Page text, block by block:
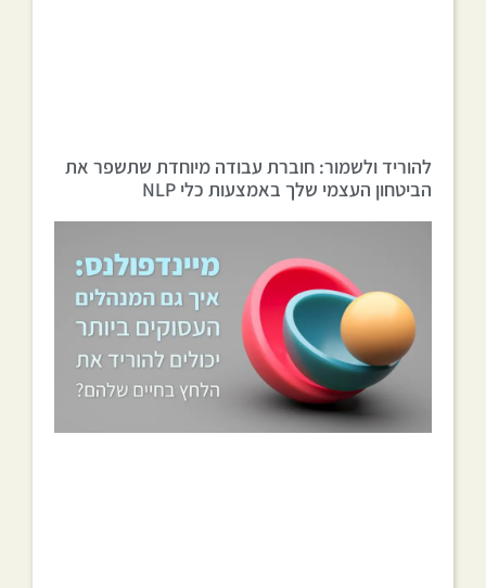
להוריד ולשמור: חוברת עבודה מיוחדת שתשפר את
הביטחון העצמי שלך באמצעות כלי NLP